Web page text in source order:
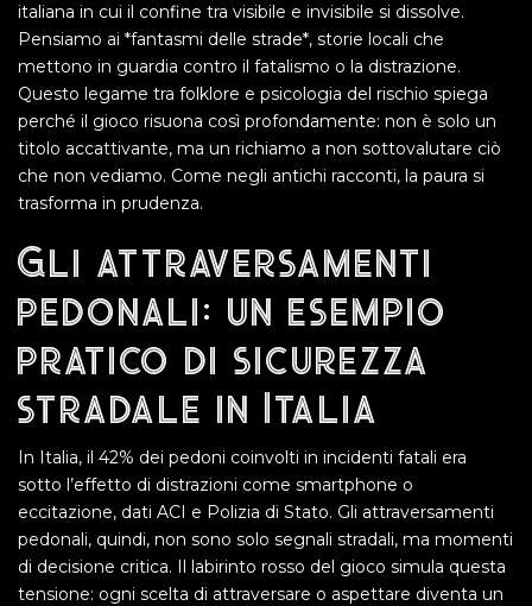
italiana in cui il confine tra visibile e invisibile si dissolve.
Pensiamo ai *fantasmi delle strade*, storie locali che
mettono in guardia contro il fatalismo o la distrazione.
Questo legame tra folklore e psicologia del rischio spiega
perché il gioco risuona così profondamente: non è solo un
titolo accattivante, ma un richiamo a non sottovalutare ciò
che non vediamo. Come negli antichi racconti, la paura si
trasforma in prudenza.
Gli attraversamenti
pedonali: un esempio
pratico di sicurezza
stradale in Italia
In Italia, il 42% dei pedoni coinvolti in incidenti fatali era
sotto l’effetto di distrazioni come smartphone o
eccitazione, dati ACI e Polizia di Stato. Gli attraversamenti
pedonali, quindi, non sono solo segnali stradali, ma momenti
di decisione critica. Il labirinto rosso del gioco simula questa
tensione: ogni scelta di attraversare o aspettare diventa un